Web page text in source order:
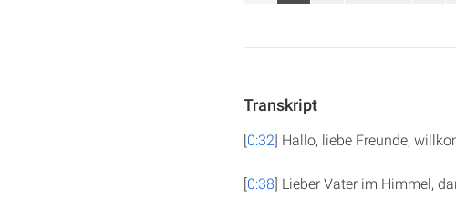
Transkript
[0:32] Hallo, liebe Freunde,
[0:38] Lieber Vater im Himmel,